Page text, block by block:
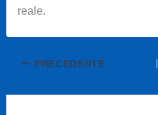
reale.
PRECEDENTE